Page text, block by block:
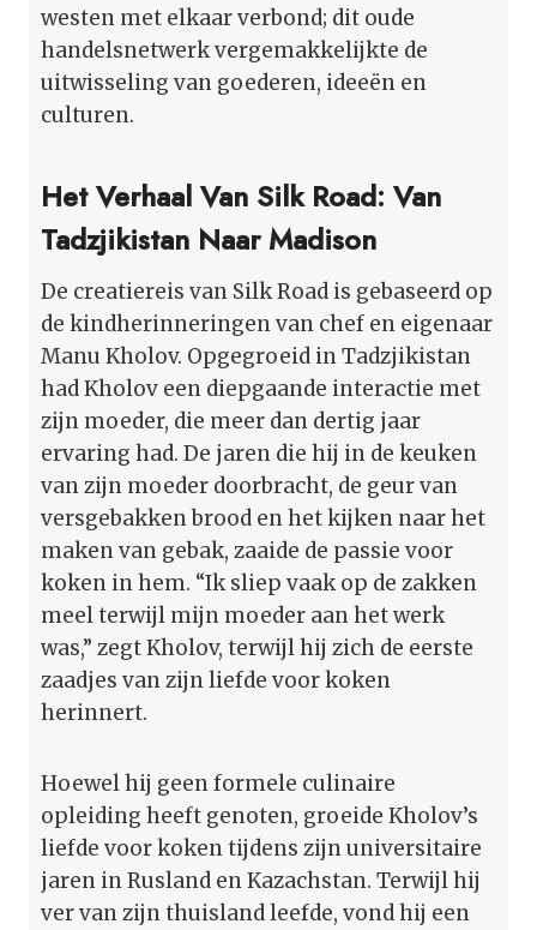
westen met elkaar verbond; dit oude
handelsnetwerk vergemakkelijkte de
uitwisseling van goederen, ideeën en
culturen.
Het Verhaal Van Silk Road: Van
Tadzjikistan Naar Madison
De creatiereis van Silk Road is gebaseerd op
de kindherinneringen van chef en eigenaar
Manu Kholov. Opgegroeid in Tadzjikistan
had Kholov een diepgaande interactie met
zijn moeder, die meer dan dertig jaar
ervaring had. De jaren die hij in de keuken
van zijn moeder doorbracht, de geur van
versgebakken brood en het kijken naar het
maken van gebak, zaaide de passie voor
koken in hem. “Ik sliep vaak op de zakken
meel terwijl mijn moeder aan het werk
was,” zegt Kholov, terwijl hij zich de eerste
zaadjes van zijn liefde voor koken
herinnert.
Hoewel hij geen formele culinaire
opleiding heeft genoten, groeide Kholov’s
liefde voor koken tijdens zijn universitaire
jaren in Rusland en Kazachstan. Terwijl hij
ver van zijn thuisland leefde, vond hij een